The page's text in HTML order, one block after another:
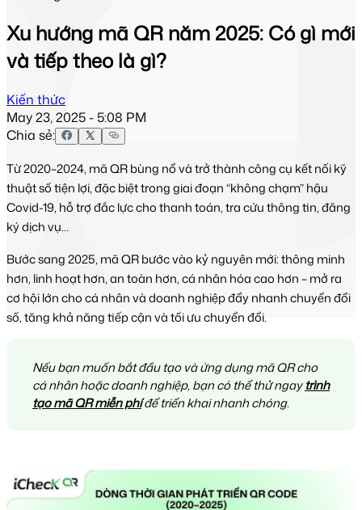
Xu hướng mã QR năm 2025: Có gì mới
và tiếp theo là gì?
Kiến thức
May 23, 2025 - 5:08 PM
Chia sẻ:
Từ 2020–2024, mã QR bùng nổ và trở thành công cụ kết nối kỹ
thuật số tiện lợi, đặc biệt trong giai đoạn “không chạm” hậu
Covid-19, hỗ trợ đắc lực cho thanh toán, tra cứu thông tin, đăng
ký dịch vụ…
Bước sang 2025, mã QR bước vào kỷ nguyên mới: thông minh
hơn, linh hoạt hơn, an toàn hơn, cá nhân hóa cao hơn – mở ra
cơ hội lớn cho cá nhân và doanh nghiệp đẩy nhanh chuyển đổi
số, tăng khả năng tiếp cận và tối ưu chuyển đổi.
Nếu bạn muốn bắt đầu tạo và ứng dụng mã QR cho
cá nhân hoặc doanh nghiệp, bạn có thể thử ngaytrình
tạo mã QR miễn phíđể triển khai nhanh chóng.